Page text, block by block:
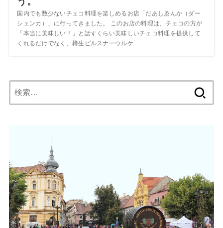
国内でも数少ないチェコ料理を楽しめるお店「だあしゑんか（ダー
シェンカ）」に行ってきました。 このお店の料理は、チェコの方が
「本当に美味しい！」と話すくらい美味しいチェコ料理を提供して
くれるだけでなく、樽生ピルスナーウルケ...
索: